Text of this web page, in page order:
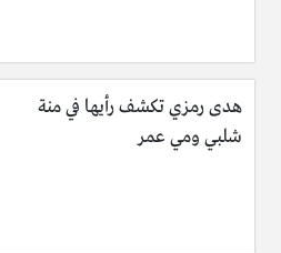
هدى رمزي تكشف رأيها في منة
شلبي ومي عمر